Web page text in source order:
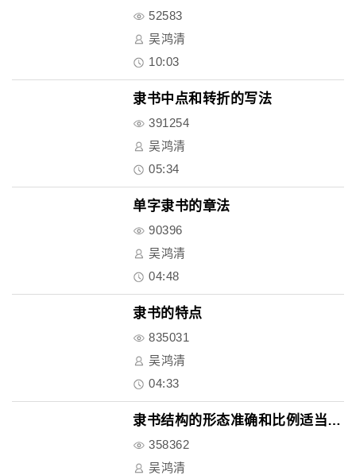
52583
吴鸿清
10:03
隶书中点和转折的写法
391254
吴鸿清
05:34
单字隶书的章法
90396
吴鸿清
04:48
隶书的特点
835031
吴鸿清
04:33
隶书结构的形态准确和比例适当原..
358362
吴鸿清